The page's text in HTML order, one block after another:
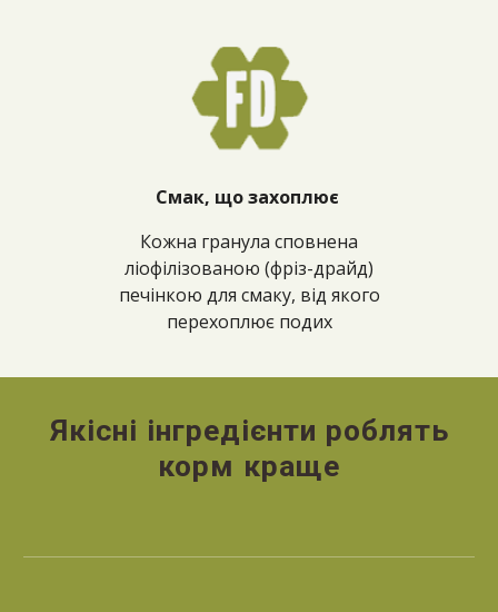
Смак, що захоплює
Кожна гранула сповнена
ліофілізованою (фріз-драйд)
печінкою для смаку, від якого
перехоплює подих
Якісні інгредієнти роблять
корм краще